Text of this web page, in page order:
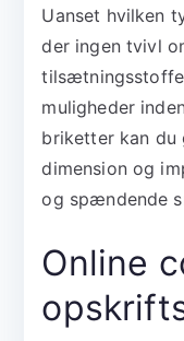
Uanset hvilken
der ingen tvivl
muligheder
briketter kan du
dimension og
og spændende
Online